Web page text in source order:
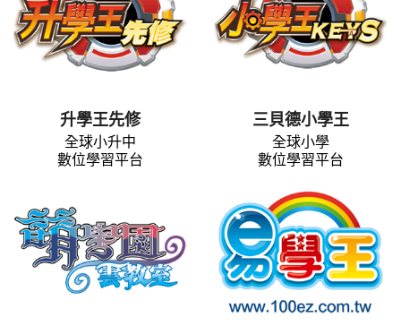
升學王先修
全球小升中
數位學習平台
三貝德小學王
全球小學
數位學習平台